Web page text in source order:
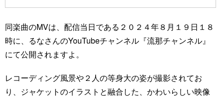
同楽曲のMVは、配信当日である２０２４年８月１９日１８
時に、るなさんのYouTubeチャンネル『流那チャンネル』
にて公開されますよ。
レコーディング風景や２人の等身大の姿が撮影されてお
り、ジャケットのイラストと融合した、かわいらしい映像